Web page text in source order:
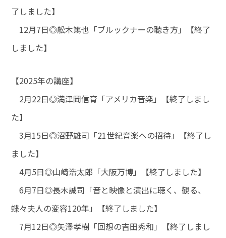
了しました】
12月7日◎舩木篤也「ブルックナーの聴き方」【終了
しました】
【2025年の講座】
2月22日◎満津岡信育「アメリカ音楽」【終了しまし
た】
3月15日◎沼野雄司「21世紀音楽への招待」【終了し
ました】
4月5日◎山崎浩太郎「大阪万博」【終了しました】
6月7日◎長木誠司「音と映像と演出に聴く、観る、
蝶々夫人の変容120年」【終了しました】
7月12日◎矢澤孝樹「回想の吉田秀和」【終了しまし